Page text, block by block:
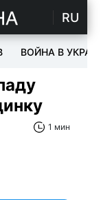
RU
ВОЙНА В УКРАИНЕ
1 мин